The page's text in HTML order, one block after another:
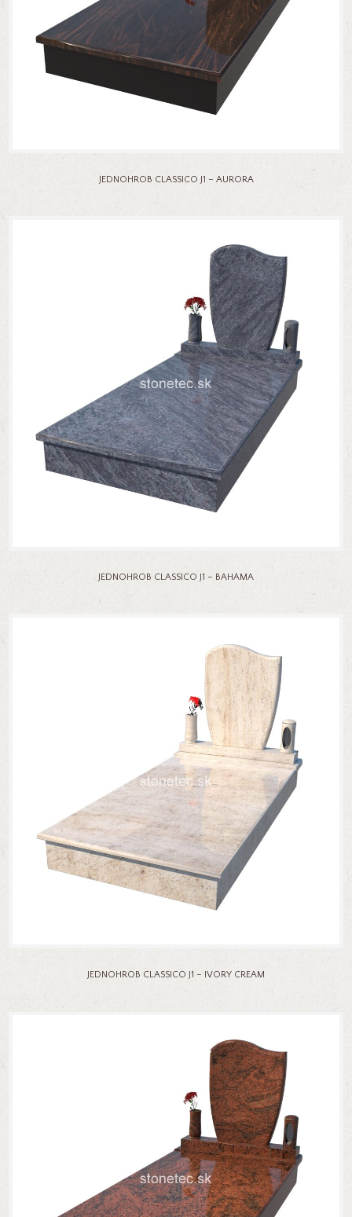
JEDNOHROB CLASSICO J1 – AURORA
JEDNOHROB CLASSICO J1 – BAHAMA
JEDNOHROB CLASSICO J1 – IVORY CREAM